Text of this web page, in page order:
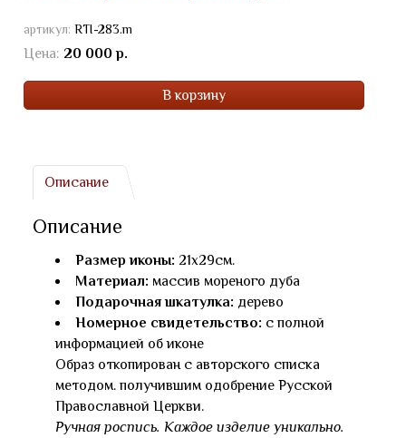
Описание
Описание
Размер иконы: 21х29см.
Материал: массив мореного дуба
Подарочная шкатулка: дерево
Номерное свидетельство: с полной
информацией об иконе
Образ откопирован с авторского списка
методом. получившим одобрение Русской
Православной Церкви.
Ручная роспись. Каждое изделие уникально.
артикул: RTI-283.m
Цена: 20 000 р.
В корзину